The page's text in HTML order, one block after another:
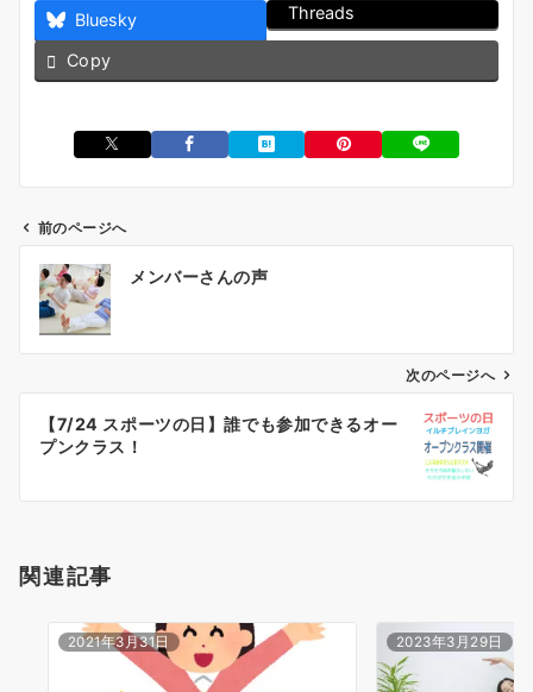
Bluesky Threads
Copy
ン
前のページへ
メンバーさんの声
次のページへ
【7/24 スポーツの日】誰でも参加できるオー
プンクラス！
関連記事
2021年3月31日 2023年3月29日